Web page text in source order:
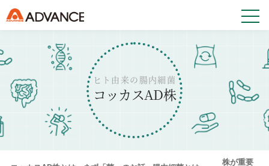
ヒト由来の腸内細菌
コッカスAD株
株が重要